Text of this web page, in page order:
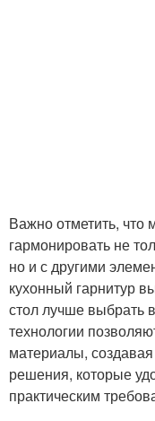
Важно отметить,
гармонировать не
но и с другими
кухонный гарнитур
стол лучше выбрать
технологии
материалы,
решения, которые
практическим